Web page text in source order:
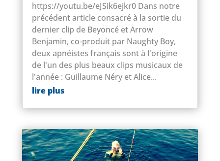
https://youtu.be/eJSik6ejkr0 Dans notre
précédent article consacré à la sortie du
dernier clip de Beyoncé et Arrow
Benjamin, co-produit par Naughty Boy,
deux apnéistes français sont à l'origine
de l'un des plus beaux clips musicaux de
l'année : Guillaume Néry et Alice...
lire plus